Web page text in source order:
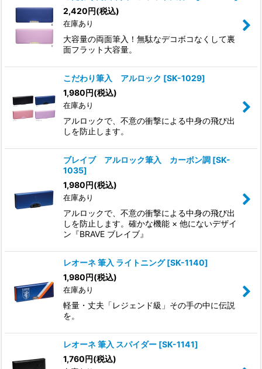
2,420円(税込)
在庫あり
大容量の両面筆入！無駄なデコボコなくして裏
面フラット大容量。
こだわり筆入 アルロック [SK-1029]
1,980円(税込)
在庫あり
アルロックで、不意の衝撃による中身の飛び出
しを防止します。
ブレイブ アルロック筆入 カーボン調 [SK-
1035]
1,980円(税込)
在庫あり
アルロックで、不意の衝撃による中身の飛び出
しを防止します。確かな機能 × 他にないデザイ
ン『BRAVE ブレイブ』
レオーネ 筆入 ライトニング [SK-1140]
1,980円(税込)
在庫あり
軽量・丈夫「レジェンド級」その手の中に伝説
を。
レオーネ 筆入 スパイダー [SK-1141]
1,760円(税込)